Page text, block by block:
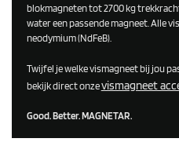
blokmagneten tot 2700 kg
water een passende magneet. Alle
neodymium (NdFeB).
Twijfel je welke vismagneet bij jou
bekijk direct onzevismagneet
Good. Better. MAGNETAR.